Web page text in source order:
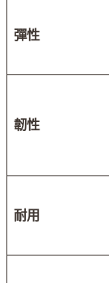
彈性
韌性
耐用